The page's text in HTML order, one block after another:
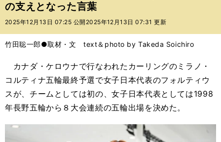
テ
ー
バ
の支えとなった言葉
2025年12月13日 07:25 公開 2025年12月13日 07:31 更新
竹田聡一郎●取材・文 text＆photo by Takeda Soichiro
カナダ・ケロウナで行なわれたカーリングのミラノ・
コルティナ五輪最終予選で女子日本代表のフォルティウ
スが、チームとしては初の、女子日本代表としては1998
年長野五輪から８大会連続の五輪出場を決めた。